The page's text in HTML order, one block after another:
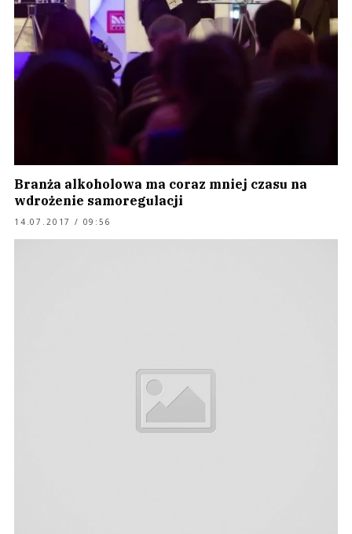
Branża alkoholowa ma coraz mniej czasu na
wdrożenie samoregulacji
14.07.2017 / 09:56